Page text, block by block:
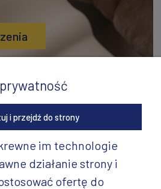
INFORMACJE
i przejdź do strony
im technologie
działanie strony i
ofertę do